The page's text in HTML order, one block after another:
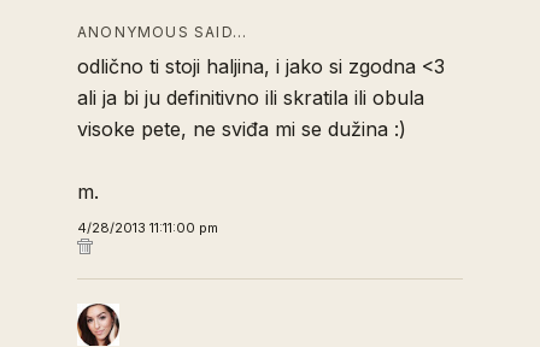
ANONYMOUS SAID…
odlično ti stoji haljina, i jako si zgodna <3
ali ja bi ju definitivno ili skratila ili obula
visoke pete, ne sviđa mi se dužina :)
m.
4/28/2013 11:11:00 pm